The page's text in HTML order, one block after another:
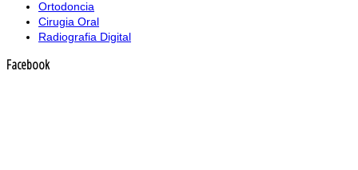
Ortodoncia
Cirugia Oral
Radiografia Digital
Facebook